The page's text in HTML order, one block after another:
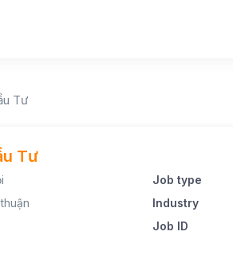
Tư
Tư
Job type
Industry
Job ID